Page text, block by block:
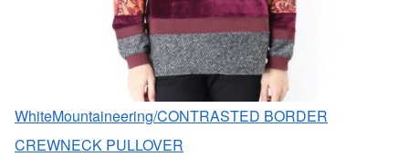
WhiteMountaineering/CONTRASTED BORDER
CREWNECK PULLOVER